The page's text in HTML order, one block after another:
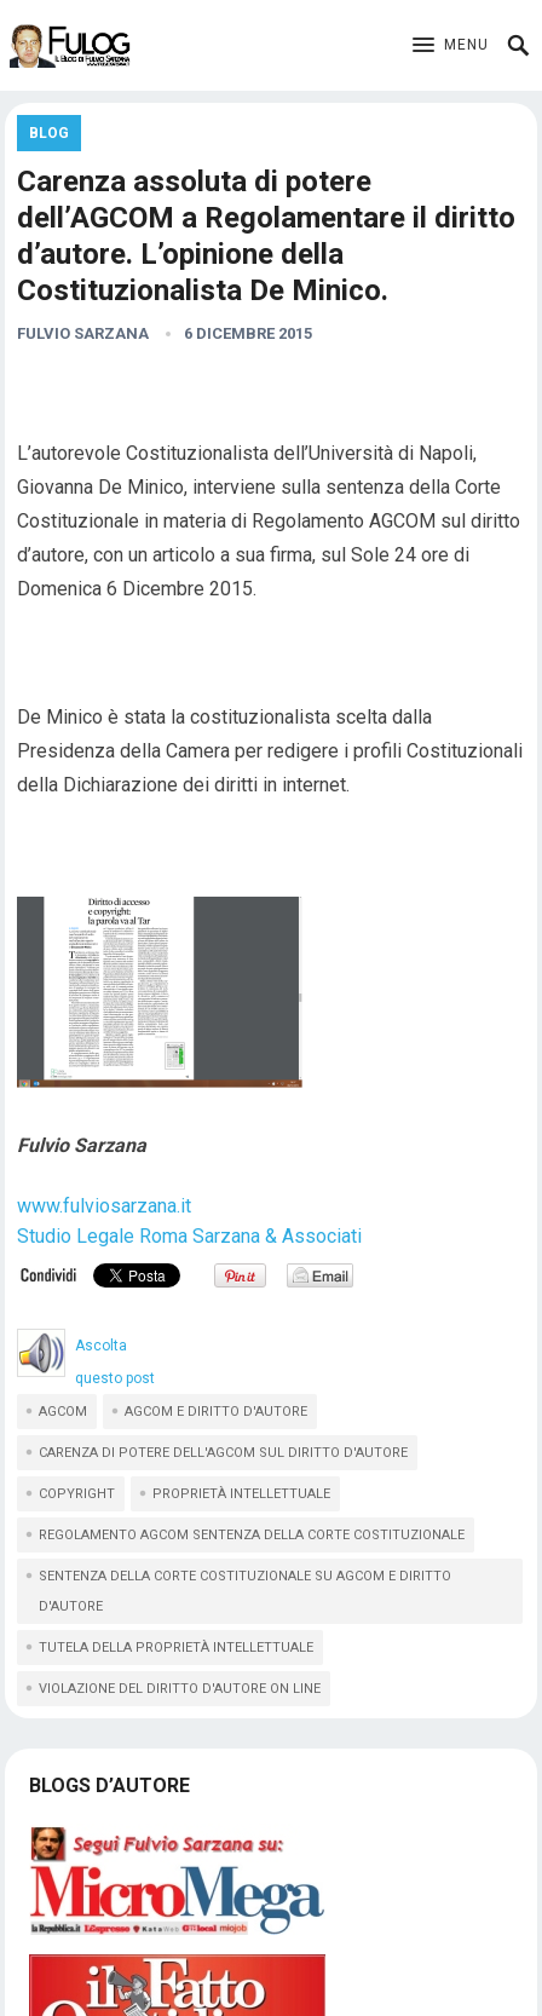
MENU
BLOG
Carenza assoluta di potere
dell’AGCOM a Regolamentare il diritto
d’autore. L’opinione della
Costituzionalista De Minico.
FULVIO SARZANA 6 DICEMBRE 2015
L’autorevole Costituzionalista dell’Università di Napoli,
Giovanna De Minico, interviene sulla sentenza della Corte
Costituzionale in materia di Regolamento AGCOM sul diritto
d’autore, con un articolo a sua firma, sul Sole 24 ore di
Domenica 6 Dicembre 2015.
De Minico è stata la costituzionalista scelta dalla
Presidenza della Camera per redigere i profili Costituzionali
della Dichiarazione dei diritti in internet.
Fulvio Sarzana
www.fulviosarzana.it
Studio Legale Roma Sarzana & Associati
Ascolta
questo post
AGCOM AGCOM E DIRITTO D'AUTORE
CARENZA DI POTERE DELL'AGCOM SUL DIRITTO D'AUTORE
COPYRIGHT PROPRIETÀ INTELLETTUALE
REGOLAMENTO AGCOM SENTENZA DELLA CORTE COSTITUZIONALE
SENTENZA DELLA CORTE COSTITUZIONALE SU AGCOM E DIRITTO
D'AUTORE
TUTELA DELLA PROPRIETÀ INTELLETTUALE
VIOLAZIONE DEL DIRITTO D'AUTORE ON LINE
BLOGS D’AUTORE